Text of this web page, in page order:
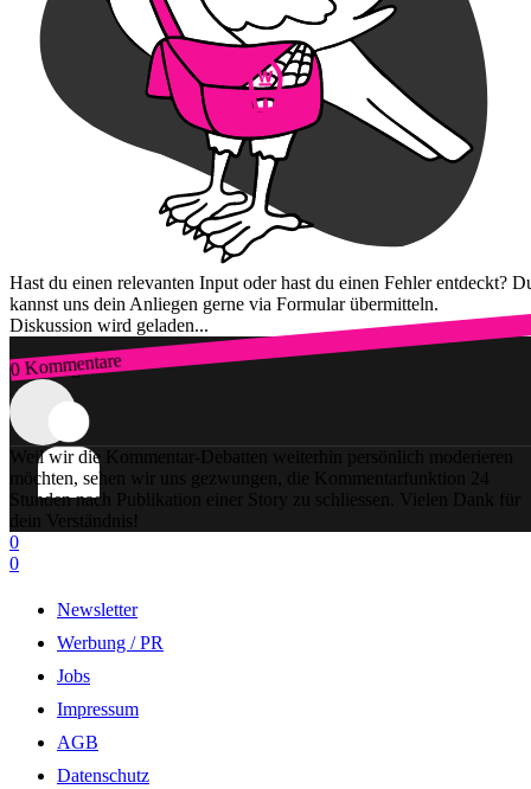
Hast du einen relevanten Input oder hast du einen Fehler entdeckt?
kannst uns dein Anliegen gerne via Formular übermitteln.
Diskussion wird geladen...
0 Kommentare
Zum Login
Weil wir die Kommentar-Debatten weiterhin persönlich moderieren
möchten, sehen wir uns gezwungen, die Kommentarfunktion 24
Stunden nach Publikation einer Story zu schliessen. Vielen Dank für
dein Verständnis!
0
0
Newsletter
Werbung / PR
Jobs
Impressum
AGB
Datenschutz